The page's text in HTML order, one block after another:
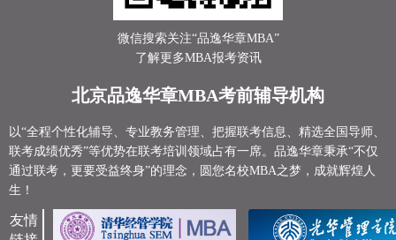
微信搜索关注“品逸华章MBA”
了解更多MBA报考资讯
北京品逸华章MBA考前辅导机构
以“全程个性化辅导、专业教务管理、把握联考信息、精选全国导师、
联考成绩优秀”等优势在联考培训领域占有一席。品逸华章秉承“不仅
通过联考，更要受益终身”的理念，圆您名校MBA之梦，成就辉煌人
生！
友情